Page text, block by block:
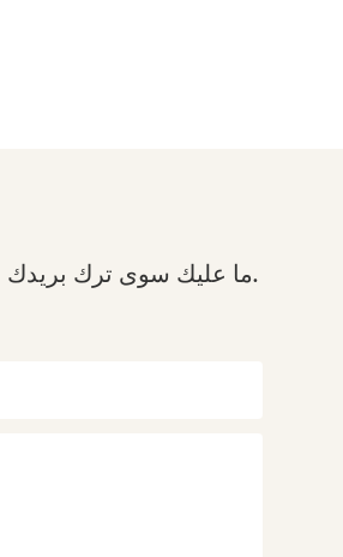
ما عليك سوى ترك بريدك الإلكتروني أو رقم هاتفك في نموذج الاتصال حتى نتمكن من إرسال عرض أسعار مجاني لمجموعة واسعة من التصاميم لدينا.